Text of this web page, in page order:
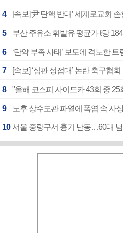
4 [속보]‘尹 탄핵 반대’ 세계로교회
5 부산 주유소 휘발유 평균가 ℓ당
6
7
8 "올해 코스피 사이드카 43회 중
9 노후 상수도관 파열에 폭염 속 사
10 서울 중랑구서 흉기 난동…60대